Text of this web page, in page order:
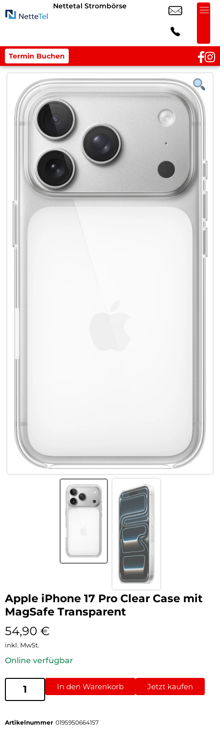
Nettetal Strombörse
Termin Buchen
Apple iPhone 17 Pro Clear Case mit
MagSafe Transparent
54,90 €
inkl. MwSt.
Online verfügbar
In den Warenkorb Jetzt kaufen
Artikelnummer 0195950664157